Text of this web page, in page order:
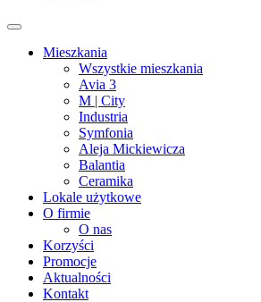
Mieszkania
Wszystkie mieszkania
Avia 3
M | City
Industria
Symfonia
Aleja Mickiewicza
Balantia
Ceramika
Lokale użytkowe
O firmie
O nas
Korzyści
Promocje
Aktualności
Kontakt